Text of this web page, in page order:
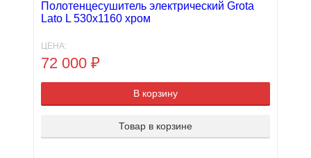
Полотенцесушитель электрический Grota
Lato L 530x1160 хром
ЦЕНА:
72 000 ₽
В корзину
Товар в корзине